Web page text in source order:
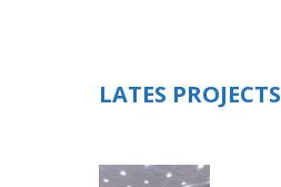
LATES PROJECTS